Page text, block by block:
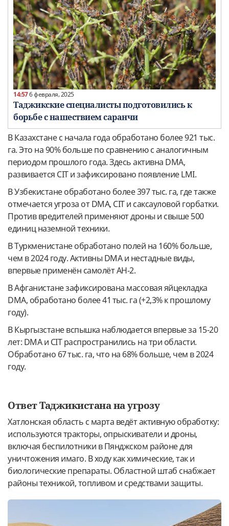
14:576 февраля, 2025
Таджикские специалисты подготовились к
борьбе с нашествием саранчи
В Казахстане с начала года обработано более 921 тыс.
га. Это на 90% больше по сравнению с аналогичным
периодом прошлого года. Здесь активна DMA,
развивается CIT и зафиксировано появление LMI.
В Узбекистане обработано более 397 тыс. га, где также
отмечается угроза от DMA, CIT и саксауловой горбатки.
Против вредителей применяют дроны и свыше 500
единиц наземной техники.
В Туркменистане обработано полей на 160% больше,
чем в 2024 году. Активны DMA и нестадные виды,
впервые применён самолёт АН-2.
В Афганистане зафиксирована массовая яйцекладка
DMA, обработано более 41 тыс. га (+2,3% к прошлому
году).
В Кыргызстане вспышка наблюдается впервые за 15-20
лет: DMA и CIT распространились на три области.
Обработано 67 тыс. га, что на 68% больше, чем в 2024
году.
Ответ Таджикистана на угрозу
Хатлонская область с марта ведёт активную обработку:
используются тракторы, опрыскиватели и дроны,
включая беспилотники в Пянджском районе для
уничтожения имаго. В ходу как химические, так и
биологические препараты. Областной штаб снабжает
районы техникой, топливом и средствами защиты.